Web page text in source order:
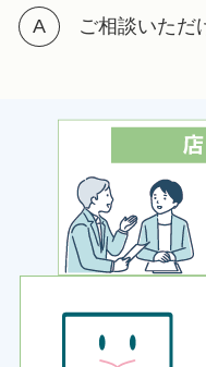
ご相談いただ